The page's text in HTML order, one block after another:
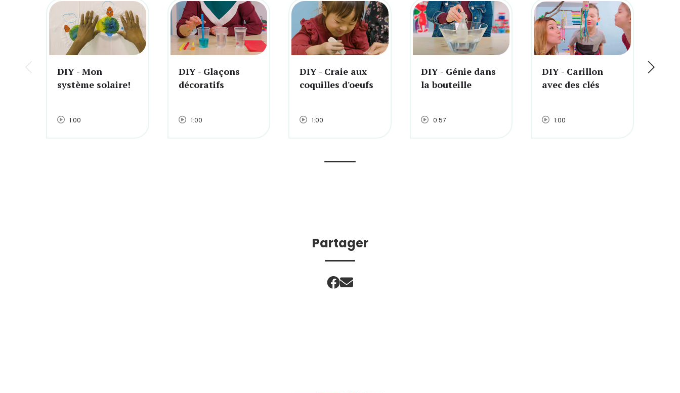
DIY - Mon
système solaire!
1:00
DIY - Glaçons
décoratifs
1:00
DIY - Craie aux
coquilles d'oeufs
1:00
DIY - Génie dans
la bouteille
0:57
DIY - Carillon
avec des clés
1:00
Partager